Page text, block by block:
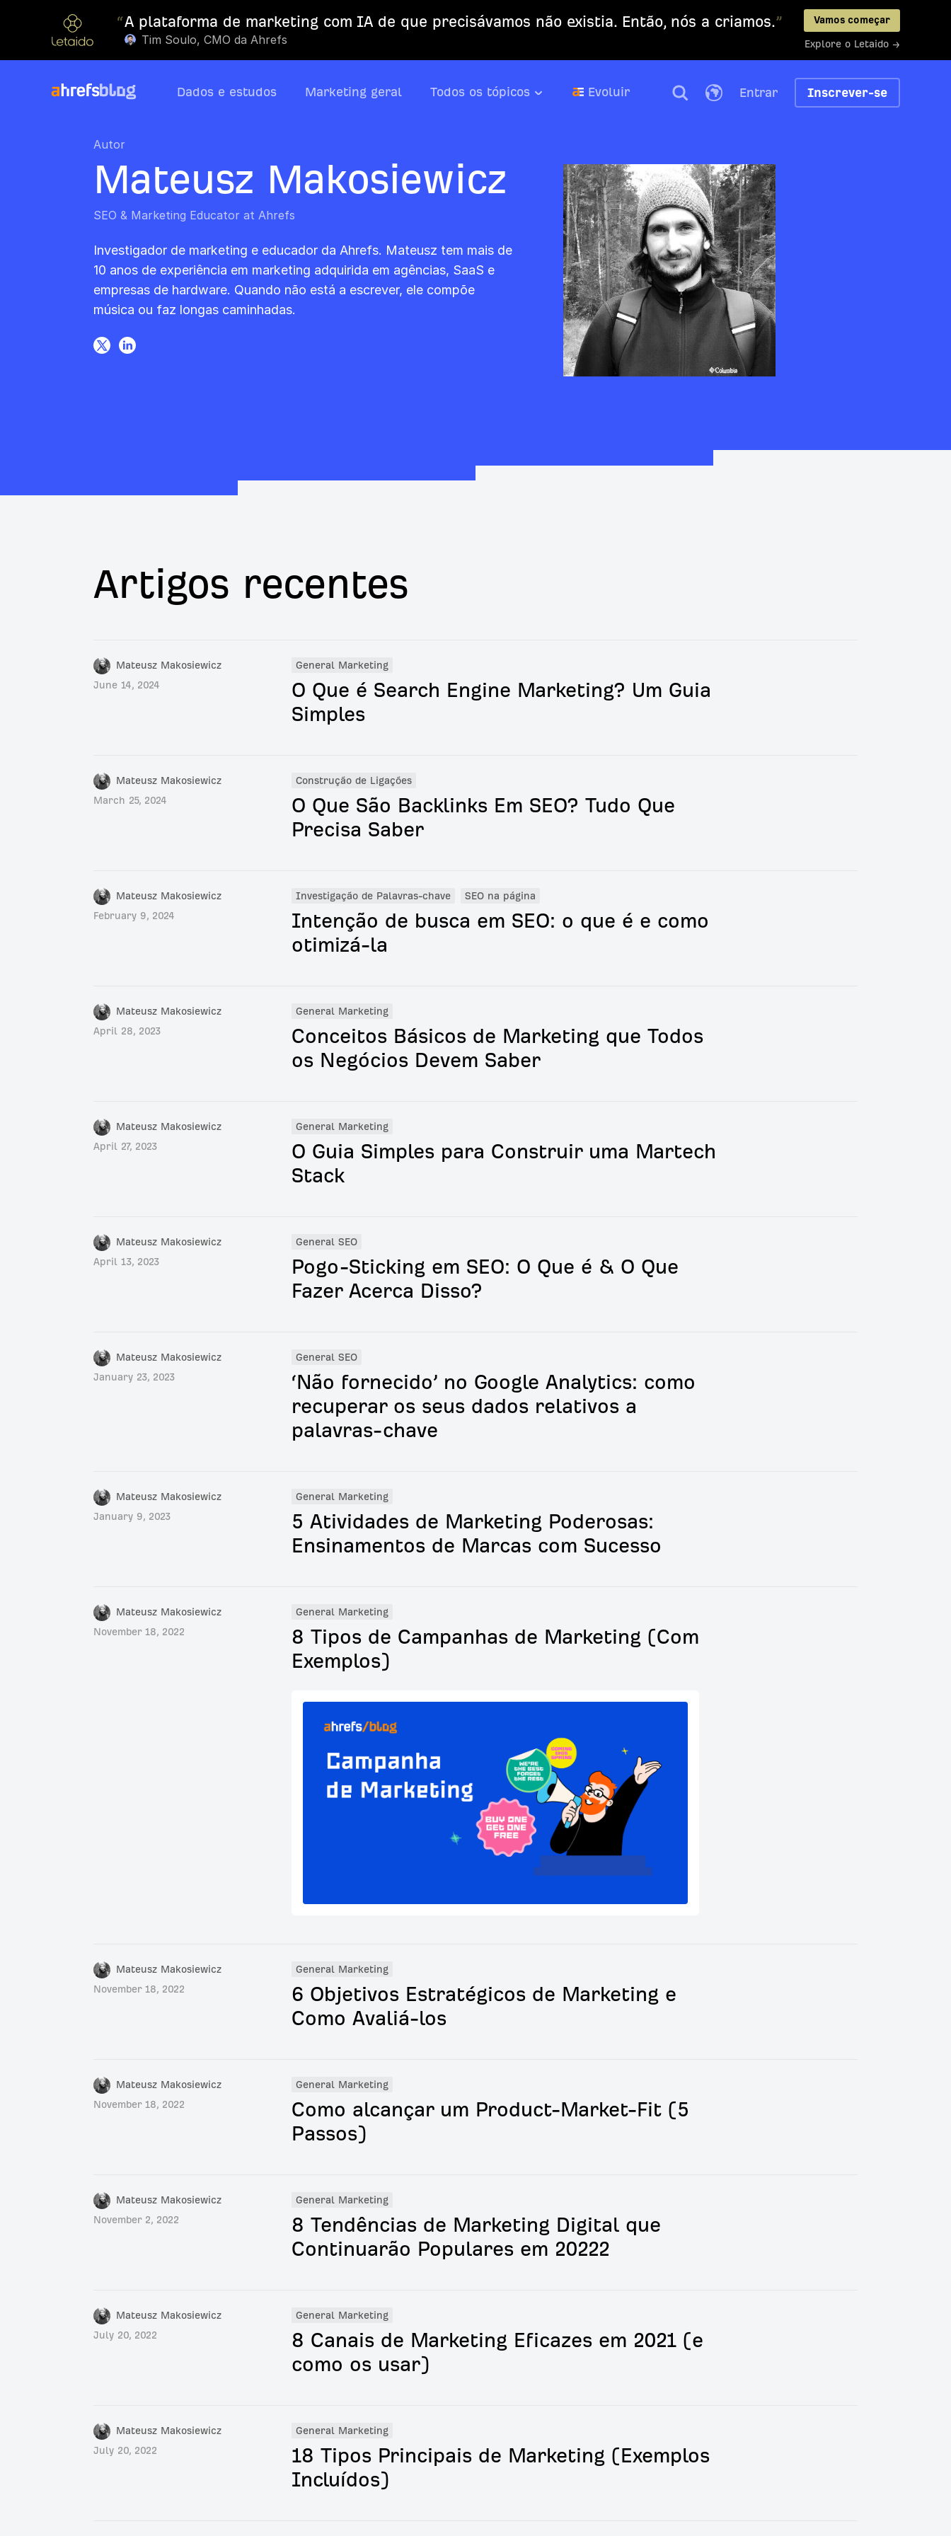
“A plataforma de marketing com IA de que precisávamos não existia. Então, nós a criamos.”
Tim Soulo, CMO da Ahrefs
Vamos começar
Explore o Letaido →
Dados e estudos Marketing geral Todos os tópicos Evoluir Entrar Inscrever-se
Autor
Mateusz Makosiewicz
SEO & Marketing Educator at Ahrefs
Investigador de marketing e educador da Ahrefs. Mateusz tem mais de
10 anos de experiência em marketing adquirida em agências, SaaS e
empresas de hardware. Quando não está a escrever, ele compõe
música ou faz longas caminhadas.
Artigos recentes
Mateusz Makosiewicz
June 14, 2024
General Marketing
O Que é Search Engine Marketing? Um Guia
Simples
Mateusz Makosiewicz
March 25, 2024
Construção de Ligações
O Que São Backlinks Em SEO? Tudo Que
Precisa Saber
Mateusz Makosiewicz
February 9, 2024
Investigação de Palavras-chave SEO na página
Intenção de busca em SEO: o que é e como
otimizá-la
Mateusz Makosiewicz
April 28, 2023
General Marketing
Conceitos Básicos de Marketing que Todos
os Negócios Devem Saber
Mateusz Makosiewicz
April 27, 2023
General Marketing
O Guia Simples para Construir uma Martech
Stack
Mateusz Makosiewicz
April 13, 2023
General SEO
Pogo-Sticking em SEO: O Que é & O Que
Fazer Acerca Disso?
Mateusz Makosiewicz
January 23, 2023
General SEO
‘Não fornecido’ no Google Analytics: como
recuperar os seus dados relativos a
palavras-chave
Mateusz Makosiewicz
January 9, 2023
General Marketing
5 Atividades de Marketing Poderosas:
Ensinamentos de Marcas com Sucesso
Mateusz Makosiewicz
November 18, 2022
General Marketing
8 Tipos de Campanhas de Marketing (Com
Exemplos)
Mateusz Makosiewicz
November 18, 2022
General Marketing
6 Objetivos Estratégicos de Marketing e
Como Avaliá-los
Mateusz Makosiewicz
November 18, 2022
General Marketing
Como alcançar um Product-Market-Fit (5
Passos)
Mateusz Makosiewicz
November 2, 2022
General Marketing
8 Tendências de Marketing Digital que
Continuarão Populares em 20222
Mateusz Makosiewicz
July 20, 2022
General Marketing
8 Canais de Marketing Eficazes em 2021 (e
como os usar)
Mateusz Makosiewicz
July 20, 2022
General Marketing
18 Tipos Principais de Marketing (Exemplos
Incluídos)